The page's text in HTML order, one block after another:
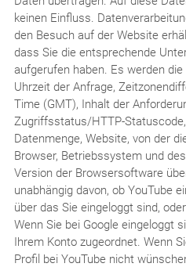
keinen Einfluss.
den Besuch auf der Website
dass Sie die entsprechende
aufgerufen haben. Es werden
Uhrzeit der Anfrage,
Time (GMT), Inhalt der
Zugriffsstatus/HTTP-
Datenmenge, Website, von der
Browser, Betriebssystem und
Version der Browsersoftware
unabhängig davon, ob YouTube
über das Sie eingeloggt sind,
Wenn Sie bei Google eingeloggt
Ihrem Konto zugeordnet. Wenn
Profil bei YouTube nicht